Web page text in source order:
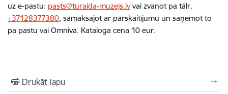
uz e-pastu: pasts@turaida-muzejs.lvvai zvanot pa tālr.
+37128377380, samaksājot ar pārskaitījumu un saņemot to
pa pastu vai Omniva. Kataloga cena 10 eur.
Drukāt lapu